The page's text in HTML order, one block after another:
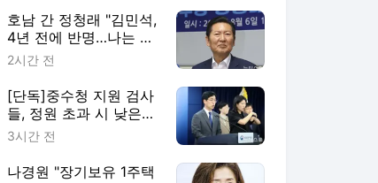
호남 간 정청래 "김민석,
4년 전에 반명…나는 노
무현 키즈"(종합)
2시간 전
[단독]중수청 지원 검사
들, 정원 초과 시 낮은
계급 임용…희망지 못
3시간 전
나경원 "장기보유 1주택